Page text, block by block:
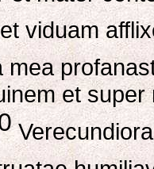
viduam
mea
et